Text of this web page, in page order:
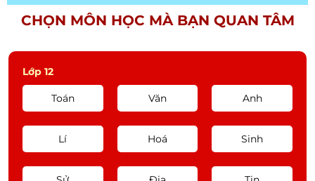
Toản
Tri thức ngữ văn - Thơ cổ điển và
lãng mạn | Ngữ Văn 12 (CTST) |
Unit 1 Lesson 1
CHỌN MÔN HỌC MÀ BẠN QUAN TÂM
Lớp 12
Toán Văn Anh
Lí Hoá Sinh